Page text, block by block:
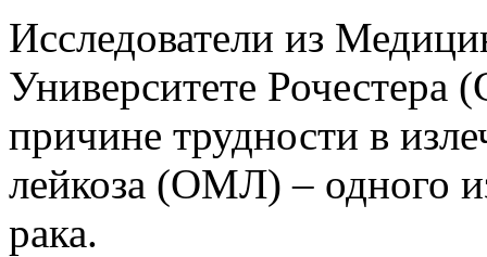
Исследователи из
Университете
причине трудности в
лейкоза (ОМЛ) – одного
рака.